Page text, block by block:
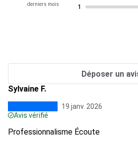
derniers mois
1
Déposer un
Sylvaine F.
19 janv. 2026
Avis vérifié
Professionnalisme Écoute